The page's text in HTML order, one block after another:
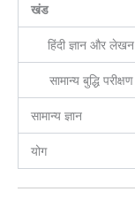
खंड
हिंदी ज्ञान और लेखन
सामान्य बुद्धि परीक्षण
सामान्य ज्ञान
योग